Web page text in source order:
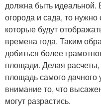
должна быть идеальной.
огорода и сада, то
которые будут
времена года. Таким
добиться более
площади. Делая
площадь самого дачного
внимание то, что
могут разрастись.